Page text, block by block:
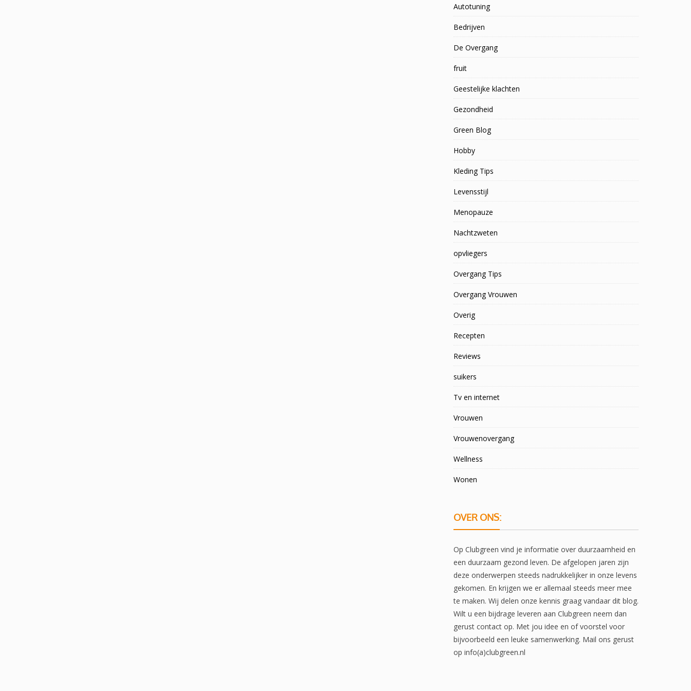
Autotuning
Bedrijven
De Overgang
fruit
Geestelijke klachten
Gezondheid
Green Blog
Hobby
Kleding Tips
Levensstijl
Menopauze
Nachtzweten
opvliegers
Overgang Tips
Overgang Vrouwen
Overig
Recepten
Reviews
suikers
Tv en internet
Vrouwen
Vrouwenovergang
Wellness
Wonen
OVER ONS:
Op Clubgreen vind je informatie over duurzaamheid en
een duurzaam gezond leven. De afgelopen jaren zijn
deze onderwerpen steeds nadrukkelijker in onze levens
gekomen. En krijgen we er allemaal steeds meer mee
te maken. Wij delen onze kennis graag vandaar dit blog.
Wilt u een bijdrage leveren aan Clubgreen neem dan
gerust contact op. Met jou idee en of voorstel voor
bijvoorbeeld een leuke samenwerking. Mail ons gerust
op info(a)clubgreen.nl